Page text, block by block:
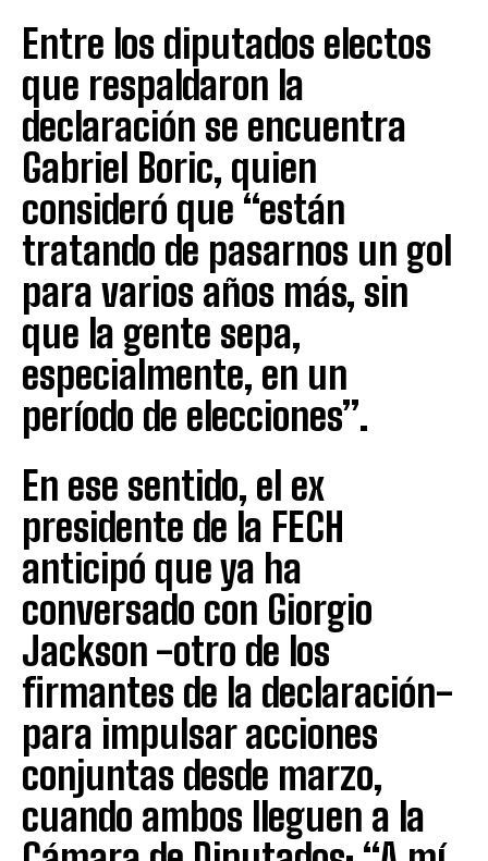
Entre los diputados electos
que respaldaron la
declaración se encuentra
Gabriel Boric, quien
consideró que “están
tratando de pasarnos un gol
para varios años más, sin
que la gente sepa,
especialmente, en un
período de elecciones”.
En ese sentido, el ex
presidente de la FECH
anticipó que ya ha
conversado con Giorgio
Jackson -otro de los
firmantes de la declaración-
para impulsar acciones
conjuntas desde marzo,
cuando ambos lleguen a la